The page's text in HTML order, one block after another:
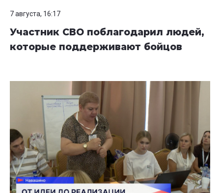
7 августа, 16:17
Участник СВО поблагодарил людей,
которые поддерживают бойцов